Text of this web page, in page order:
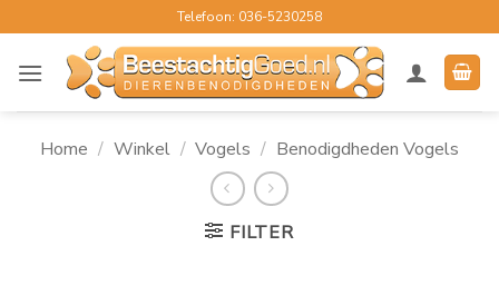
naar
inhoud
Telefoon: 036-5230258
Home / Winkel / Vogels / Benodigdheden Vogels
FILTER